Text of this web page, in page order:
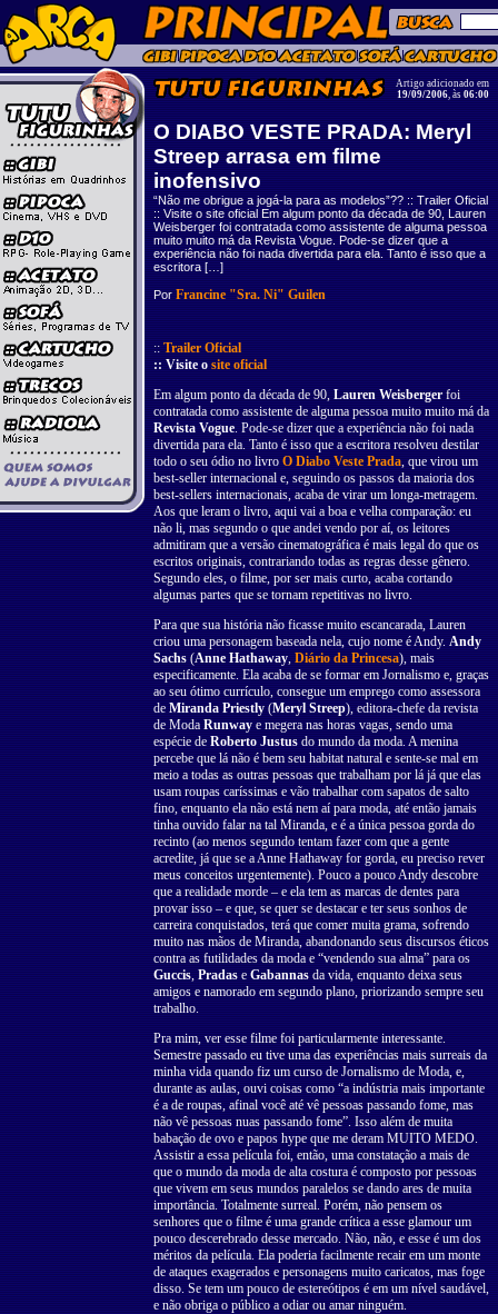
Artigo adicionado em
19/09/2006, às06:00
O DIABO VESTE PRADA: Meryl
Streep arrasa em filme
inofensivo
“Não me obrigue a jogá-la para as modelos”?? :: Trailer Oficial
:: Visite o site oficial Em algum ponto da década de 90, Lauren
Weisberger foi contratada como assistente de alguma pessoa
muito muito má da Revista Vogue. Pode-se dizer que a
experiência não foi nada divertida para ela. Tanto é isso que a
escritora […]
PorFrancine "Sra. Ni" Guilen
::Trailer Oficial
:: Visite o site oficial
Em algum ponto da década de 90,Lauren Weisbergerfoi
contratada como assistente de alguma pessoa muito muito má da
Revista Vogue. Pode-se dizer que a experiência não foi nada
divertida para ela. Tanto é isso que a escritora resolveu destilar
todo o seu ódio no livroO Diabo Veste Prada, que virou um
best-seller internacional e, seguindo os passos da maioria dos
best-sellers internacionais, acaba de virar um longa-metragem.
Aos que leram o livro, aqui vai a boa e velha comparação: eu
não li, mas segundo o que andei vendo por aí, os leitores
admitiram que a versão cinematográfica é mais legal do que os
escritos originais, contrariando todas as regras desse gênero.
Segundo eles, o filme, por ser mais curto, acaba cortando
algumas partes que se tornam repetitivas no livro.
Para que sua história não ficasse muito escancarada, Lauren
criou uma personagem baseada nela, cujo nome é Andy.Andy
Sachs(Anne Hathaway,Diário da Princesa), mais
especificamente. Ela acaba de se formar em Jornalismo e, graças
ao seu ótimo currículo, consegue um emprego como assessora
deMiranda Priestly(Meryl Streep), editora-chefe da revista
de ModaRunwaye megera nas horas vagas, sendo uma
espécie deRoberto Justusdo mundo da moda. A menina
percebe que lá não é bem seu habitat natural e sente-se mal em
meio a todas as outras pessoas que trabalham por lá já que elas
usam roupas caríssimas e vão trabalhar com sapatos de salto
fino, enquanto ela não está nem aí para moda, até então jamais
tinha ouvido falar na tal Miranda, e é a única pessoa gorda do
recinto (ao menos segundo tentam fazer com que a gente
acredite, já que se a Anne Hathaway for gorda, eu preciso rever
meus conceitos urgentemente). Pouco a pouco Andy descobre
que a realidade morde – e ela tem as marcas de dentes para
provar isso – e que, se quer se destacar e ter seus sonhos de
carreira conquistados, terá que comer muita grama, sofrendo
muito nas mãos de Miranda, abandonando seus discursos éticos
contra as futilidades da moda e “vendendo sua alma” para os
Guccis,PradaseGabannasda vida, enquanto deixa seus
amigos e namorado em segundo plano, priorizando sempre seu
trabalho.
Pra mim, ver esse filme foi particularmente interessante.
Semestre passado eu tive uma das experiências mais surreais da
minha vida quando fiz um curso de Jornalismo de Moda, e,
durante as aulas, ouvi coisas como “a indústria mais importante
é a de roupas, afinal você até vê pessoas passando fome, mas
não vê pessoas nuas passando fome”. Isso além de muita
babação de ovo e papos hype que me deram MUITO MEDO.
Assistir a essa película foi, então, uma constatação a mais de
que o mundo da moda de alta costura é composto por pessoas
que vivem em seus mundos paralelos se dando ares de muita
importância. Totalmente surreal. Porém, não pensem os
senhores que o filme é uma grande crítica a esse glamour um
pouco descerebrado desse mercado. Não, não, e esse é um dos
méritos da película. Ela poderia facilmente recair em um monte
de ataques exagerados e personagens muito caricatos, mas foge
disso. Se tem um pouco de estereótipos é em um nível saudável,
e não obriga o público a odiar ou amar ninguém.